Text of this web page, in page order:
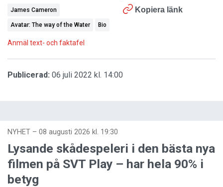
Kopiera länk
James Cameron
Avatar: The way of the Water Bio
Anmäl text- och faktafel
Publicerad: 06 juli 2022 kl. 14:00
NYHET – 08 augusti 2026 kl. 19:30
Lysande skådespeleri i den bästa nya
filmen på SVT Play – har hela 90% i
betyg